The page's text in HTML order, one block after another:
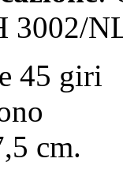
3002/
45 giri
cm.